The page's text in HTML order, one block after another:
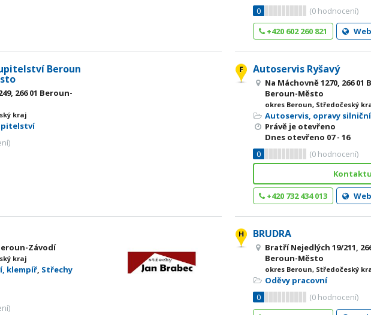
0
(0 hodnocení)
+420 602 260 821
Web
Beroun
266 01 Beroun-
kraj
Autoservis Ryšavý
Na Máchovně 1270, 266 01
Beroun-Město
okres Beroun, Středočeský
Autoservis, opravy
Právě je otevřeno
Dnes otevřeno 07 - 16
0
(0 hodnocení)
+420 732 434 013 Web
Závodí
kraj
klempíř, Střechy
BRUDRA
Bratří Nejedlých 19/211,
Beroun-Město
okres Beroun, Středočeský
Oděvy pracovní
0
(0 hodnocení)